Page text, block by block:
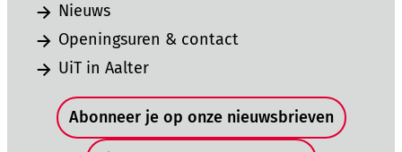
Nieuws
Openingsuren & contact
UiT in Aalter
Snel naar
Abonneer je op onze nieuwsbrieven